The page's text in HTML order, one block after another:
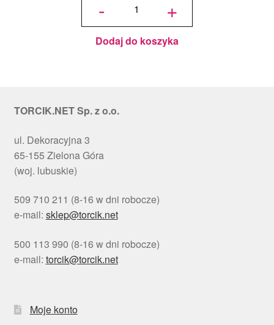
-
okrągły
Choinki
Ø 30
cm, h 1
cm - PC
+
Dodaj do koszyka
TORCIK.NET Sp. z o.o.
ul. Dekoracyjna 3
65-155 Zielona Góra
(woj. lubuskie)
509 710 211 (8-16 w dni robocze)
e-mail: sklep@torcik.net
500 113 990 (8-16 w dni robocze)
e-mail: torcik@torcik.net
Moje konto